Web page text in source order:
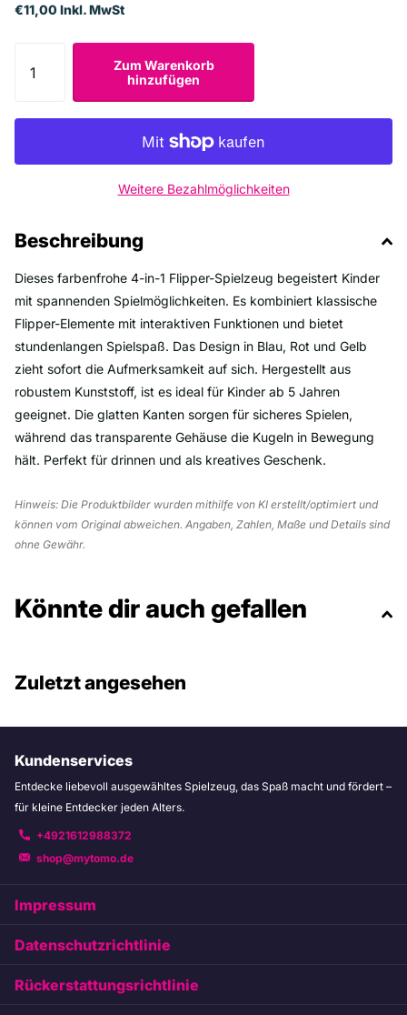
€11,00 Inkl. MwSt
Zum Warenkorb
hinzufügen
Weitere Bezahlmöglichkeiten
Beschreibung
Dieses farbenfrohe 4-in-1 Flipper-Spielzeug begeistert Kinder
mit spannenden Spielmöglichkeiten. Es kombiniert klassische
Flipper-Elemente mit interaktiven Funktionen und bietet
stundenlangen Spielspaß. Das Design in Blau, Rot und Gelb
zieht sofort die Aufmerksamkeit auf sich. Hergestellt aus
robustem Kunststoff, ist es ideal für Kinder ab 5 Jahren
geeignet. Die glatten Kanten sorgen für sicheres Spielen,
während das transparente Gehäuse die Kugeln in Bewegung
hält. Perfekt für drinnen und als kreatives Geschenk.
Hinweis: Die Produktbilder wurden mithilfe von KI erstellt/optimiert und
können vom Original abweichen. Angaben, Zahlen, Maße und Details sind
ohne Gewähr.
Könnte dir auch gefallen
Zuletzt angesehen
Kundenservices
Entdecke liebevoll ausgewähltes Spielzeug, das Spaß macht und fördert –
für kleine Entdecker jeden Alters.
+4921612988372
shop@mytomo.de
Impressum
Datenschutzrichtlinie
Rückerstattungsrichtlinie